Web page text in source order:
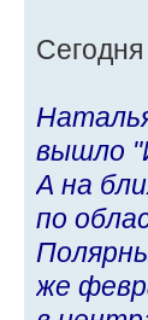
вышло
А на
по
же